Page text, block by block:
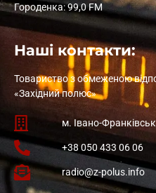
Городенка: 99,0 FM
Наші контакти:
Товариство з обмеженою
«Західний полюс»
м. Івано-
+38 050 433 06 06
radio@z-polus.info